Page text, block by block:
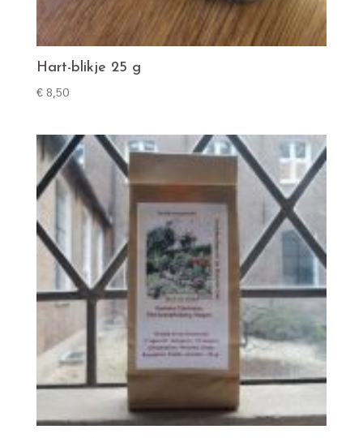
Hart-blikje 25 g
€8,50